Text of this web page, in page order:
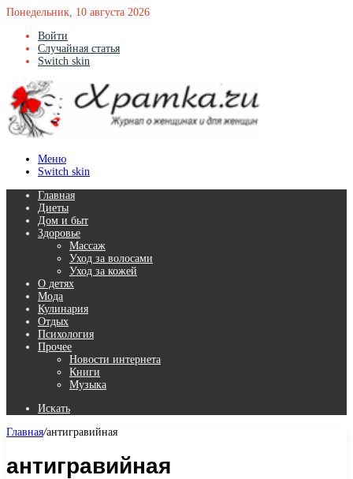
Понедельник, 10 августа 2026
Войти
Случайная статья
Switch skin
Меню
Switch skin
Главная
Диеты
Дом и быт
Здоровье
Массаж
Уход за волосами
Уход за кожей
О детях
Мода
Кулинария
Отдых
Психология
Прочее
Новости интернета
Книги
Музыка
Искать
Главная/антигравийная
антигравийная